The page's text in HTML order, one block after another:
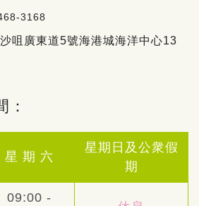
3168
咀廣東道5號海港城海洋中心13
：
星 期 六
星期日及公衆假
期
09:00 -